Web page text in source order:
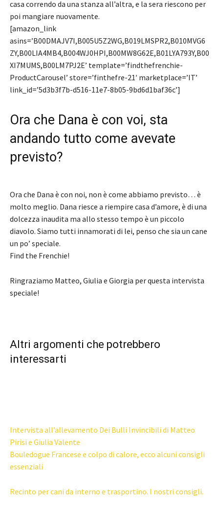
casa correndo da una stanza all’altra, e la sera riescono per
poi mangiare nuovamente.
[amazon_link
asins=’B00DMAJV7I,B005U5Z2WG,B019LMSPR2,B010MVG6
ZY,B00LIA4MB4,B004WJ0HPI,B00MW8G62E,B01LYA793Y,B00
XI7MUMS,B00LM7PJ2E’ template=’findthefrenchie-
ProductCarousel’ store=’finthefre-21′ marketplace=’IT’
link_id=’5d3b3f7b-d516-11e7-8b05-9bd6d1baf36c’]
Ora che Dana è con voi, sta
andando tutto come avevate
previsto?
Ora che Dana è con noi, non è come abbiamo previsto… è
molto meglio. Dana riesce a riempire casa d’amore, è di una
dolcezza inaudita ma allo stesso tempo è un piccolo
diavolo. Siamo tutti innamorati di lei, penso che sia un cane
un po’ speciale.
Find the Frenchie!
Ringraziamo Matteo, Giulia e Giorgia per questa intervista
speciale!
Altri argomenti che potrebbero
interessarti
Intervista all’allevamento Dei Bulli Invincibili di Matteo
Pirisi e Giulia Valente
Bouledogue Francese e colpo di calore, ecco alcuni consigli
essenziali
Recinto per cani da interno e trasportino. I nostri consigli.